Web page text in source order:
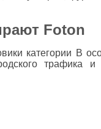
Foton
категории B
трафика и